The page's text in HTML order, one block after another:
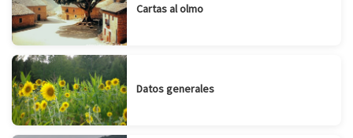
Cartas al olmo
Datos generales